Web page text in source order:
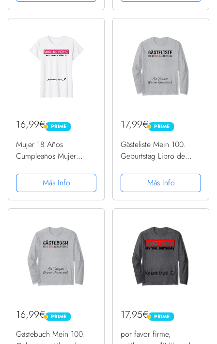
16,99€ PRIME
PRIME
Mujer 18 Años
Cumpleaños Mujer
Princesa Camiseta
Más Info
17,99€ PRIME
PRIME
Gästeliste Mein 100.
Geburtstag Libro de
Larga
Más Info
16,99€ PRIME
PRIME
Gästebuch Mein 100.
17,95€ PRIME
PRIME
por favor firme,